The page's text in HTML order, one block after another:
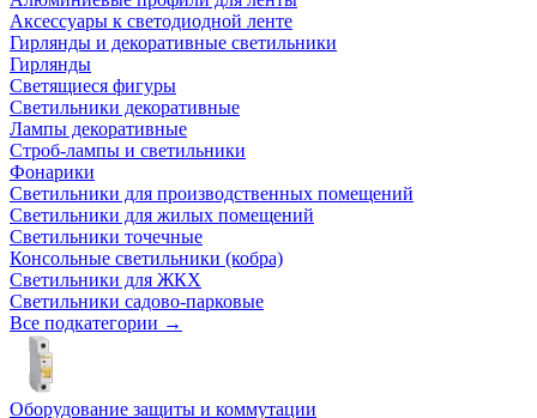
Аксессуары к светодиодной ленте
Гирлянды и декоративные светильники
Гирлянды
Светящиеся фигуры
Светильники декоративные
Лампы декоративные
Строб-лампы и светильники
Фонарики
Светильники для производственных помещений
Светильники для жилых помещений
Светильники точечные
Консольные светильники (кобра)
Светильники для ЖКХ
Светильники садово-парковые
Все подкатегории →
Оборудование защиты и коммутации